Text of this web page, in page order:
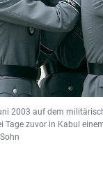
2003 auf dem
Tage zuvor in Kabul